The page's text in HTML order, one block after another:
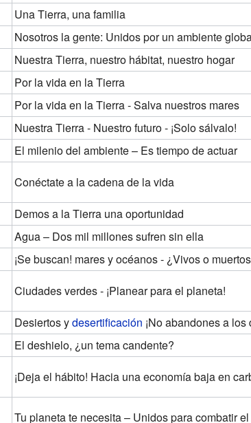
Una Tierra, una familia
Nosotros la gente: Unidos por un ambiente
Nuestra Tierra, nuestro hábitat, nuestro hogar
Por la vida en la Tierra
Por la vida en la Tierra - Salva nuestros mares
Nuestra Tierra - Nuestro futuro - ¡Solo sálvalo!
El milenio del ambiente – Es tiempo de actuar
Conéctate a la cadena de la vida
Demos a la Tierra una oportunidad
Agua – Dos mil millones sufren sin ella
¡Se buscan! mares y océanos - ¿Vivos o
Ciudades verdes - ¡Planear para el planeta!
Desiertos ydesertificación ¡No abandones a los
El deshielo, ¿un tema candente?
¡Deja el hábito! Hacia una economía baja en
Tu planeta te necesita – Unidos para combatir